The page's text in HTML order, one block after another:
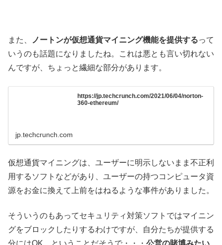
また、 ノートンが仮想通貨マイニング機能を提供するって
いうのも話題になりましたね。これは悪とも言い切れない
んですが、ちょっと繊細な部分があります。
https://jp.techcrunch.com/2021/06/04/norton-
360-ethereum/
jp.techcrunch.com
仮想通貨マイニングは、ユーザーに明示しないまま不正利
用するソフトなどがあり、ユーザーの持つコンピュータ資
源をお金に換えて上前をはねるような事件がありました。
そういうのもあってセキュリティ対策ソフトではマイニン
グをブロックしたりするわけですが、自分たちが提供する
分にはOK、ということだそうで・・・ 公営の賭博みたい